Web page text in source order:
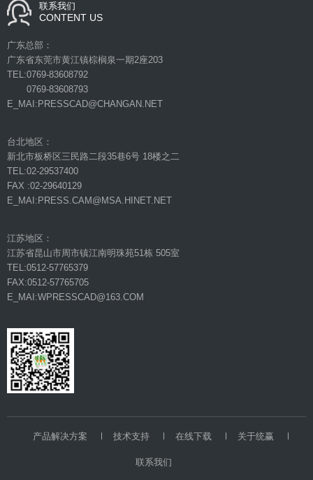
联系我们
CONTENT US
广东总部：
广东省东莞市黄江镇棕榈泉一期2座203
TEL:0769-83608792
0769-83608793
E_MAI:PRESSCAD@CHANGAN.NET
台北地区：
新北市板桥区三民路二段35巷6号 18楼之二
TEL:02-29537400
FAX :02-29640129
E_MAI:PRESS.CAM@MSA.HINET.NET
江苏地区：
江苏省昆山市周市镇江南明珠苑51栋 505室
TEL:0512-57765379
FAX:0512-57765705
E_MAI:WPRESSCAD@163.COM
产品解决方案 技术支持 在线下载 关于统赢
联系我们